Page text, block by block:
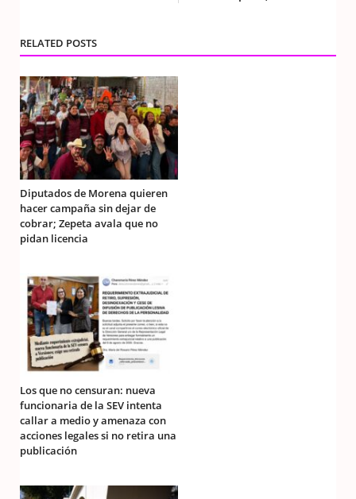
RELATED POSTS
Diputados de Morena quieren
hacer campaña sin dejar de
cobrar; Zepeta avala que no
pidan licencia
Los que no censuran: nueva
funcionaria de la SEV intenta
callar a medio y amenaza con
acciones legales si no retira una
publicación